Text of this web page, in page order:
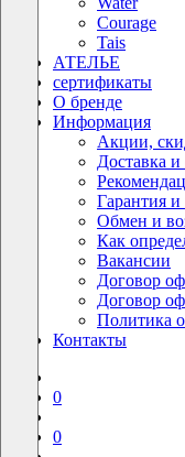
Courage
Tais
АТЕЛЬЕ
сертификаты
О бренде
Информация
Акции,
Доставка и
Гарантия
Обмен и
Как
Вакансии
Договор
Договор
Политика
Контакты
0
0